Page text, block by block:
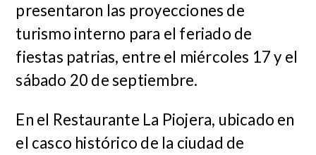
presentaron las proyecciones de
turismo interno para el feriado de
fiestas patrias, entre el miércoles 17 y el
sábado 20 de septiembre.
En el Restaurante La Piojera, ubicado en
el casco histórico de la ciudad de